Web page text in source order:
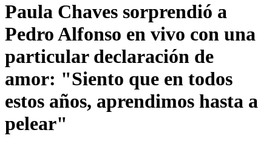
Paula Chaves sorprendió a
Pedro Alfonso en vivo con una
particular declaración de
amor: "Siento que en todos
estos años, aprendimos hasta a
pelear"